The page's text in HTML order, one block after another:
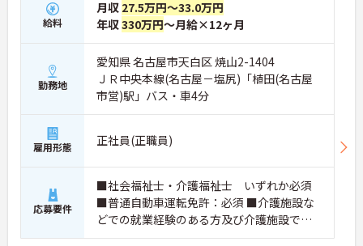
給料
月収 27.5万円～33.0万円
年収330万円～月給×12ヶ月
勤務地
愛知県 名古屋市天白区 焼山2-1404
ＪＲ中央本線(名古屋－塩尻)「植田(名古屋
市営)駅」バス・車4分
雇用形態 正社員(正職員)
応募要件
■社会福祉士・介護福祉士 いずれか必須
■普通自動車運転免許：必須 ■介護施設な
どでの就業経験のある方及び介護施設での
夜勤経験が有る方